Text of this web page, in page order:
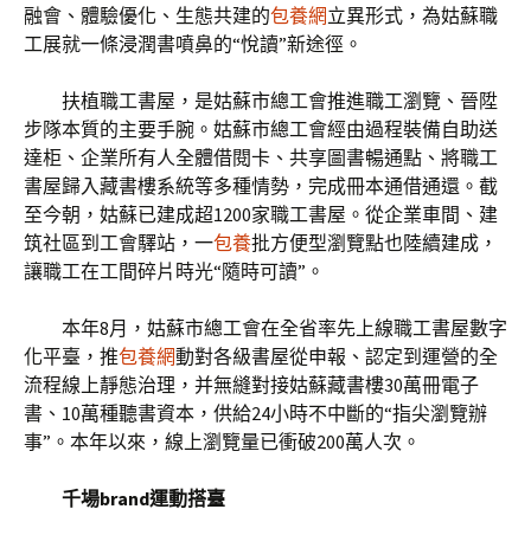
融會、體驗優化、生態共建的包養網立異形式，為姑蘇職
工展就一條浸潤書噴鼻的“悅讀”新途徑。
扶植職工書屋，是姑蘇市總工會推進職工瀏覽、晉陞
步隊本質的主要手腕。姑蘇市總工會經由過程裝備自助送
達柜、企業所有人全體借閱卡、共享圖書暢通點、將職工
書屋歸入藏書樓系統等多種情勢，完成冊本通借通還。截
至今朝，姑蘇已建成超1200家職工書屋。從企業車間、建
筑社區到工會驛站，一包養批方便型瀏覽點也陸續建成，
讓職工在工間碎片時光“隨時可讀”。
本年8月，姑蘇市總工會在全省率先上線職工書屋數字
化平臺，推包養網動對各級書屋從申報、認定到運營的全
流程線上靜態治理，并無縫對接姑蘇藏書樓30萬冊電子
書、10萬種聽書資本，供給24小時不中斷的“指尖瀏覽辦
事”。本年以來，線上瀏覽量已衝破200萬人次。
千場brand運動搭臺